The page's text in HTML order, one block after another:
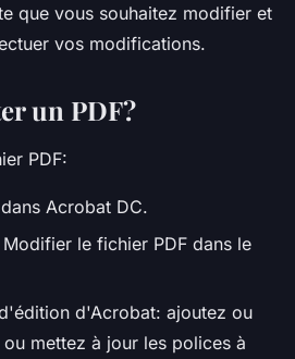
que vous souhaitez modifier et
vos modifications.
un PDF?
PDF:
Acrobat DC.
le fichier PDF dans le
d'Acrobat: ajoutez ou
mettez à jour les polices à